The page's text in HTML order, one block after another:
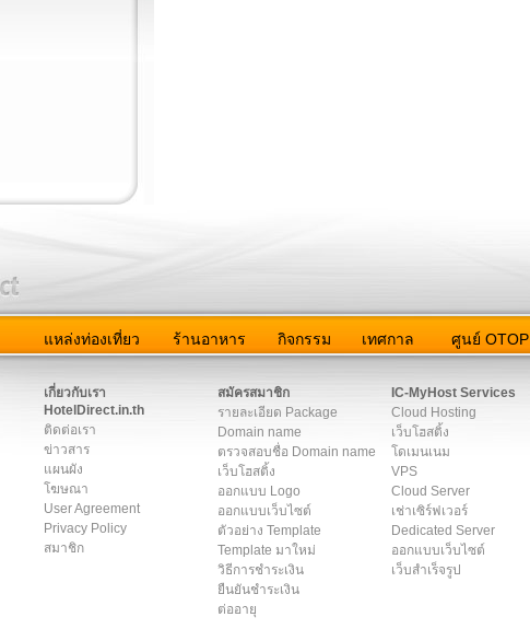
แหล่งท่องเที่ยว ร้านอาหาร กิจกรรม เทศกาล ศูนย์ OTOP
เกี่ยวกับเรา
HotelDirect.in.th
ติดต่อเรา
ข่าวสาร
แผนผัง
โฆษณา
User Agreement
Privacy Policy
สมาชิก
สมัครสมาชิก
รายละเอียด Package
Domain name
ตรวจสอบชื่อ Domain name
เว็บโฮสติ้ง
ออกแบบ Logo
ออกแบบเว็บไซต์
ตัวอย่าง Template
Template มาใหม่
วิธีการชำระเงิน
ยืนยันชำระเงิน
ต่ออายุ
IC-MyHost Services
Cloud Hosting
เว็บโฮสติ้ง
โดเมนเนม
VPS
Cloud Server
เช่าเซิร์ฟเวอร์
Dedicated Server
ออกแบบเว็บไซต์
เว็บสำเร็จรูป